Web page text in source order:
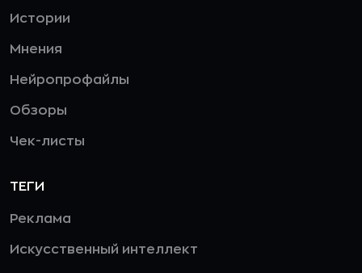
Истории
Мнения
Нейропрофайлы
Обзоры
Чек-листы
ТЕГИ
Реклама
Искусственный интеллект